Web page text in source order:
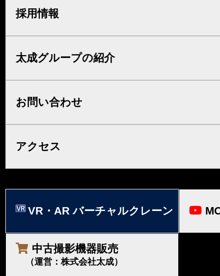
採用情報
太成グループの紹介
お問い合わせ
アクセス
VR・AR バーチャルクレーン
中古撮影機器販売
（運営：株式会社太成）